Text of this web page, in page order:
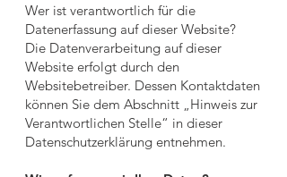
Wer ist verantwortlich für die
Datenerfassung auf dieser Website?
Die Datenverarbeitung auf dieser
Website erfolgt durch den
Websitebetreiber. Dessen Kontaktdaten
können Sie dem Abschnitt „Hinweis zur
Verantwortlichen Stelle“ in dieser
Datenschutzerklärung entnehmen.